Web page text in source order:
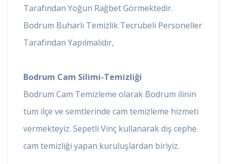
Tarafından Yoğun Rağbet Görmektedir.
Bodrum Buharlı Temizlik Tecrübeli Personeller
Tarafından Yapılmalıdır,
Bodrum Cam Silimi-Temizliği
Bodrum Cam Temizleme olarak Bodrum ilinin
tüm ilçe ve semtlerinde cam temizleme hizmeti
vermekteyiz. Sepetli Vinç kullanarak dış cephe
cam temizliği yapan kuruluşlardan biriyiz.